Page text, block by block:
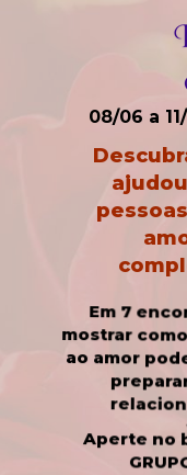
08/06 a
Em 7
mostrar
ao amor
Aperte no